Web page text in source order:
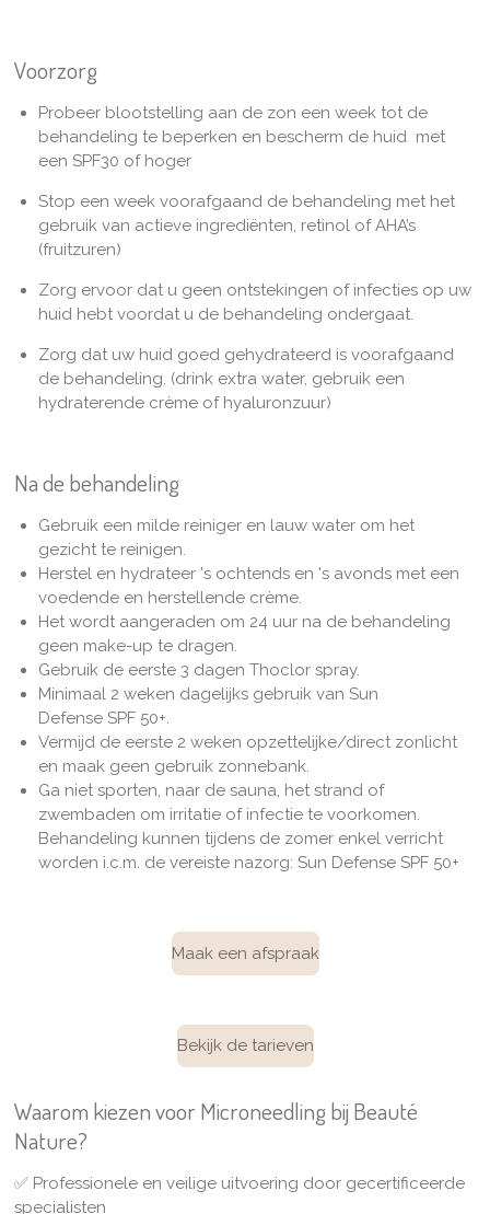
Voorzorg
Probeer blootstelling aan de zon een week tot de
behandeling te beperken en bescherm de huid met
een SPF30 of hoger
Stop een week voorafgaand de behandeling met het
gebruik van actieve ingrediënten, retinol of AHA’s
(fruitzuren)
Zorg ervoor dat u geen ontstekingen of infecties op uw
huid hebt voordat u de behandeling ondergaat.
Zorg dat uw huid goed gehydrateerd is voorafgaand
de behandeling. (drink extra water, gebruik een
hydraterende crème of hyaluronzuur)
Na de behandeling
Gebruik een milde reiniger en lauw water om het
gezicht te reinigen.
Herstel en hydrateer 's ochtends en 's avonds met een
voedende en herstellende crème.
Het wordt aangeraden om 24 uur na de behandeling
geen make-up te dragen.
Gebruik de eerste 3 dagen Thoclor spray.
Minimaal 2 weken dagelijks gebruik van Sun
Defense SPF 50+.
Vermijd de eerste 2 weken opzettelijke/direct zonlicht
en maak geen gebruik zonnebank.
Ga niet sporten, naar de sauna, het strand of
zwembaden om irritatie of infectie te voorkomen.
Behandeling kunnen tijdens de zomer enkel verricht
worden i.c.m. de vereiste nazorg: Sun Defense SPF 50+
Maak een afspraak
Bekijk de tarieven
Waarom kiezen voor Microneedling bij Beauté
Nature?
✅Professionele en veilige uitvoering door gecertificeerde
specialisten